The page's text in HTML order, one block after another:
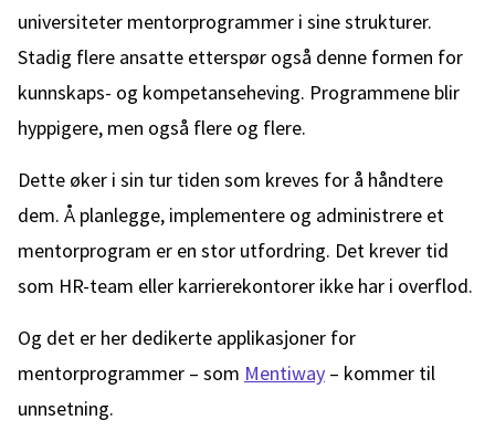
universiteter mentorprogrammer i sine strukturer.
Stadig flere ansatte etterspør også denne formen for
kunnskaps- og kompetanseheving. Programmene blir
hyppigere, men også flere og flere.
Dette øker i sin tur tiden som kreves for å håndtere
dem. Å planlegge, implementere og administrere et
mentorprogram er en stor utfordring. Det krever tid
som HR-team eller karrierekontorer ikke har i overflod.
Og det er her dedikerte applikasjoner for
mentorprogrammer – som Mentiway – kommer til
unnsetning.